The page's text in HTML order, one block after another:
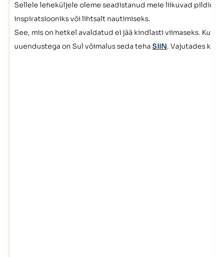
Sellele leheküljele oleme seadistanud meie liikuvad pildid.
inspiratsiooniks või lihtsalt nautimiseks.
See, mis on hetkel avaldatud ei jää kindlasti viimaseks. Kui
uuendustega on Sul võimalus seda teha SIIN. Vajutades